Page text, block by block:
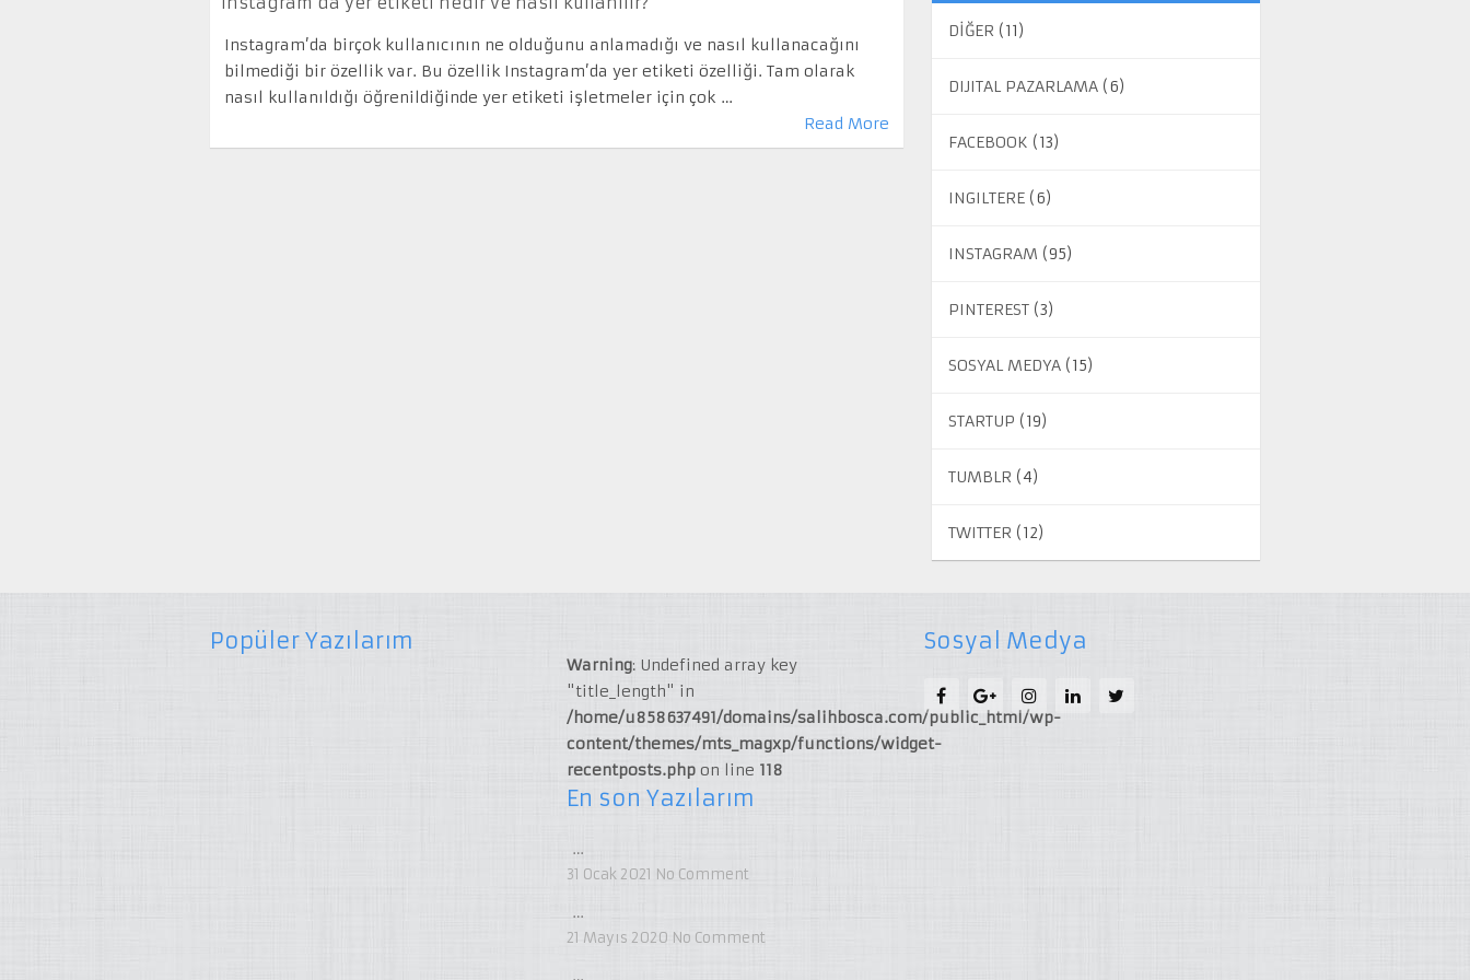
Instagram’da birçok kullanıcının ne olduğunu anlamadığı ve nasıl kullanacağını
bilmediği bir özellik var. Bu özellik Instagram’da yer etiketi özelliği. Tam olarak
nasıl kullanıldığı öğrenildiğinde yer etiketi işletmeler için çok …
Read More
DİĞER (11)
DIJITAL PAZARLAMA (6)
FACEBOOK (13)
INGILTERE (6)
INSTAGRAM (95)
PINTEREST (3)
SOSYAL MEDYA (15)
STARTUP (19)
TUMBLR (4)
TWITTER (12)
Popüler Yazılarım
Warning: Undefined array key
"title_length" in
/home/u858637491/domains/salihbosca.com/public_html/wp-
content/themes/mts_magxp/functions/widget-
recentposts.php on line 118
En son Yazılarım
…
31 Ocak 2021 No Comment
…
21 Mayıs 2020 No Comment
…
Sosyal Medya